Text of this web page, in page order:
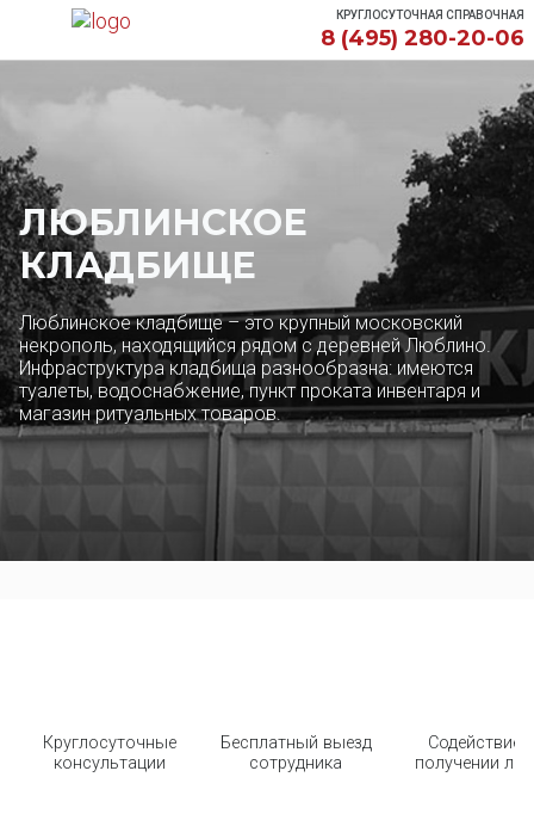
КРУГЛОСУТОЧНАЯ СПРАВОЧНАЯ
8 (495) 280-20-06
ЛЮБЛИНСКОЕ
КЛАДБИЩЕ
Люблинское кладбище – это крупный московский
некрополь, находящийся рядом с деревней Люблино.
Инфраструктура кладбища разнообразна: имеются
туалеты, водоснабжение, пункт проката инвентаря и
магазин ритуальных товаров.
Круглосуточные
консультации
Бесплатный выезд
сотрудника
Содействие в
получении